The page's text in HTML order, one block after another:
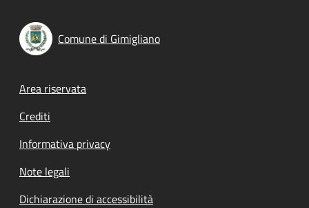
Comune di Gimigliano
Footer menu
Area riservata
Crediti
Informativa privacy
Note legali
Dichiarazione di accessibilità